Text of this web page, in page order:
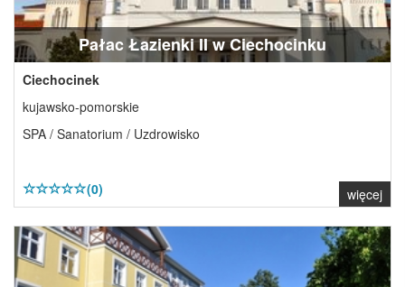
Pałac Łazienki II w Ciechocinku
Ciechocinek
kujawsko-pomorskie
SPA / Sanatorium / Uzdrowisko
(0) więcej